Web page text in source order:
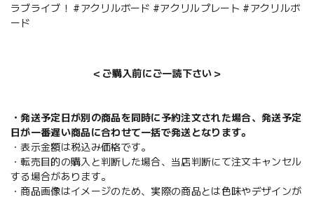
ラブライブ！ #アクリルボード #アクリルプレート #アクリルボ
ード
＜ご購入前にご一読下さい＞
・発送予定日が別の商品を同時に予約注文された場合、発送予定
日が一番遅い商品に合わせて一括で発送となります。
・表示金額は税込み価格です。
・転売目的の購入と判断した場合、当店判断にて注文キャンセル
する場合があります。
・商品画像はイメージのため、実際の商品とは色味やデザインが